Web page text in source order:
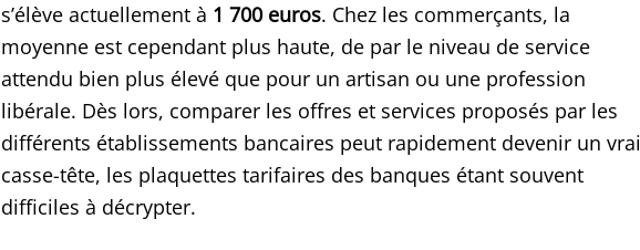
s’élève actuellement à 1 700 euros. Chez les commerçants, la
moyenne est cependant plus haute, de par le niveau de service
attendu bien plus élevé que pour un artisan ou une profession
libérale. Dès lors, comparer les offres et services proposés par les
différents établissements bancaires peut rapidement devenir un vrai
casse-tête, les plaquettes tarifaires des banques étant souvent
difficiles à décrypter.